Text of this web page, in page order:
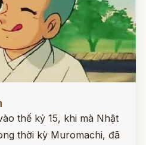
thế kỷ 15, khi mà Nhật
thời kỳ Muromachi, đã